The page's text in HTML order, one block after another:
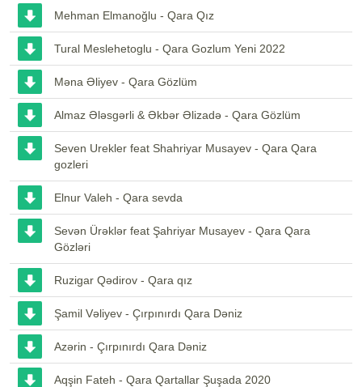
Mehman Elmanoğlu - Qara Qız
Tural Meslehetoglu - Qara Gozlum Yeni 2022
Məna Əliyev - Qara Gözlüm
Almaz Ələsgərli & Əkbər Əlizadə - Qara Gözlüm
Seven Urekler feat Shahriyar Musayev - Qara Qara
gozleri
Elnur Valeh - Qara sevda
Sevən Ürəklər feat Şahriyar Musayev - Qara Qara
Gözləri
Ruzigar Qədirov - Qara qız
Şamil Vəliyev - Çırpınırdı Qara Dəniz
Azərin - Çırpınırdı Qara Dəniz
Aqşin Fateh - Qara Qartallar Şuşada 2020